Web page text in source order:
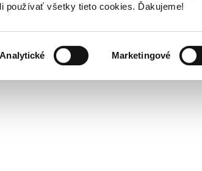
používať všetky tieto cookies. Ďakujeme!
Analytické Marketingové